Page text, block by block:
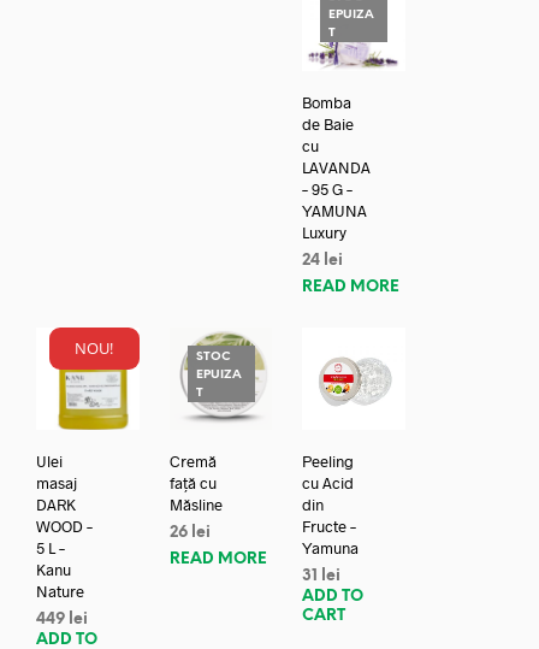
EPUIZA
T
Bomba
de Baie
cu
LAVANDA
– 95 G –
YAMUNA
Luxury
24 lei
READ MORE
NOU!
Ulei
masaj
DARK
WOOD –
5 L –
Kanu
Nature
449 lei
ADD TO
STOC
EPUIZA
T
Cremă
față cu
Măsline
26 lei
READ MORE
Peeling
cu Acid
din
Fructe –
Yamuna
31
lei
ADD TO
CART